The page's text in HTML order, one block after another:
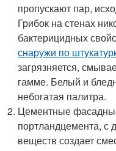
пропускают пар,
Грибок на стенах
бактерицидных
снаружи по
загрязняется,
гамме. Белый и
небогатая палитра.
Цементные
портландцемента, с
веществ создает